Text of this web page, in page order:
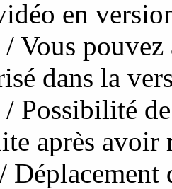
en
Vous
dans la
Possibilité
après avoir